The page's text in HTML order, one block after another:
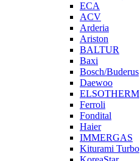
ECA
ACV
Arderia
Ariston
BALTUR
Baxi
Bosch/Buderus
Daewoo
ELSOTHERM
Ferroli
Fondital
Haier
IMMERGAS
Kiturami Turbo